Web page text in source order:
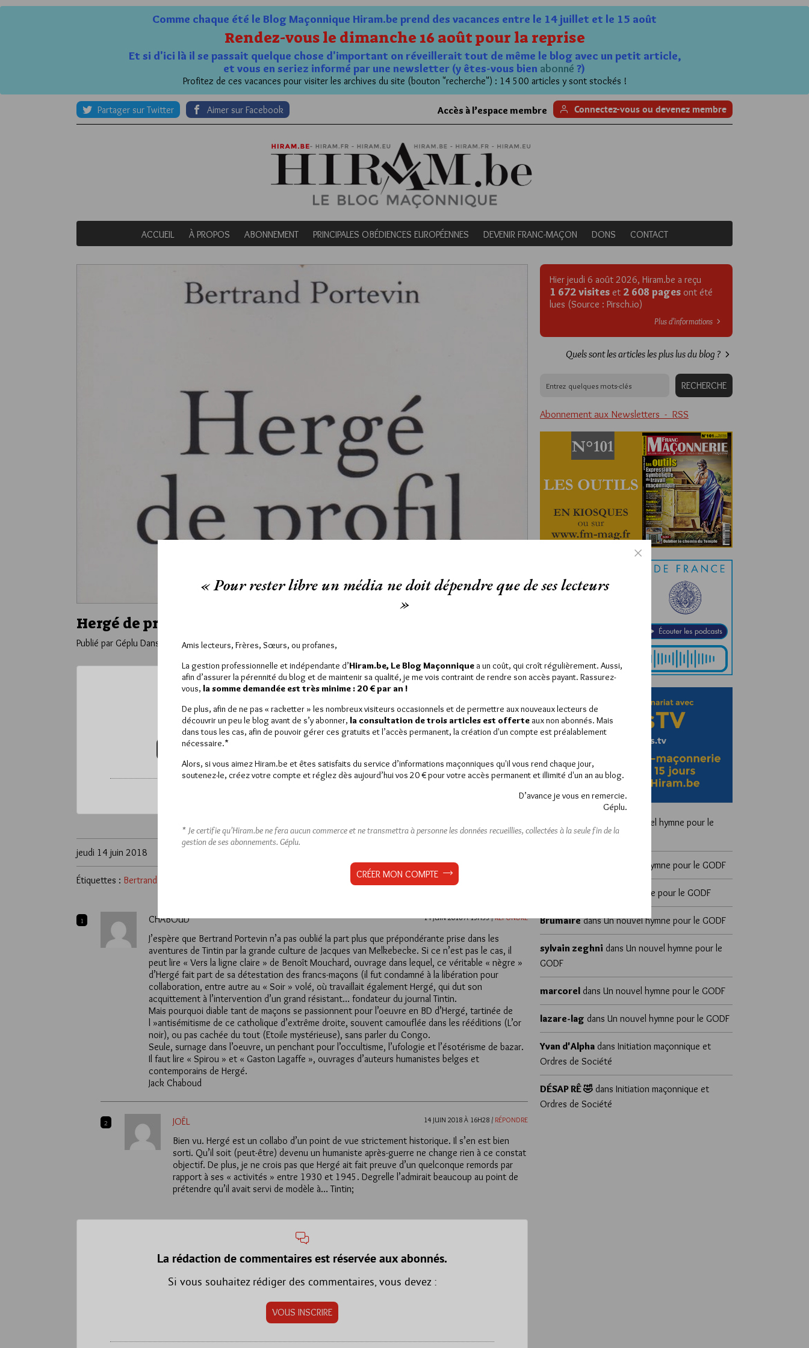
Comme chaque été le Blog Maçonnique Hiram.be prend des vacances entre le 14 juillet et le 15 août
Rendez-vous le dimanche 16 août pour la reprise
Et si d'ici là il se passait quelque chose d'important on réveillerait tout de même le blog avec un petit article,
et vous en seriez informé par une newsletter (y êtes-vous bien abonné ?)
Profitez de ces vacances pour visiter les archives du site (bouton "recherche") : 14 500 articles y sont stockés !
Partager sur Twitter Aimer sur Facebook Accès à l’espace membre Connectez-vous ou devenez membre
ACCUEIL À PROPOS ABONNEMENT PRINCIPALES OBÉDIENCES EUROPÉENNES DEVENIR FRANC-MAÇON DONS CONTACT
Hergé de profil…
Publié par Géplu Dans Edition
Ce contenu est réservé aux abonnés.
Pour accéder à cet article, vous pouvez choisir de :
VOUS ABONNER (20€ / AN)
jeudi 14 juin 2018
Étiquettes : Bertrand Portevin
1 CHABOUD 14 JUIN 2018 À 15H53 / RÉPONDRE
J’espère que Bertrand Portevin n’a pas oublié la part plus que prépondérante prise dans les
aventures de Tintin par la grande culture de Jacques van Melkebecke. Si ce n’est pas le cas, il
peut lire « Vers la ligne claire » de Benoît Mouchard, ouvrage dans lequel, ce véritable « nègre »
d’Hergé fait part de sa détestation des francs-maçons (il fut condamné à la libération pour
collaboration, entre autre au « Soir » volé, où travaillait également Hergé, qui dut son
acquittement à l’intervention d’un grand résistant… fondateur du journal Tintin.
Mais pourquoi diable tant de maçons se passionnent pour l’oeuvre en BD d’Hergé, tartinée de
l »antisémitisme de ce catholique d’extrême droite, souvent camouflée dans les rééditions (L’or
noir), ou pas cachée du tout (Etoile mystérieuse), sans parler du Congo.
Seule, surnage dans l’oeuvre, un penchant pour l’occultisme, l’ufologie et l’ésotérisme de bazar.
Il faut lire « Spirou » et « Gaston Lagaffe », ouvrages d’auteurs humanistes belges et
contemporains de Hergé.
Jack Chaboud
2 JOËL 14 JUIN 2018 À 16H28 / RÉPONDRE
Bien vu. Hergé est un collabo d’un point de vue strictement historique. Il s’en est bien
sorti. Qu’il soit (peut-être) devenu un humaniste après-guerre ne change rien à ce constat
objectif. De plus, je ne crois pas que Hergé ait fait preuve d’un quelconque remords par
rapport à ses « activités » entre 1930 et 1945. Degrelle l’admirait beaucoup au point de
prétendre qu’il avait servi de modèle à… Tintin;
La rédaction de commentaires est réservée aux abonnés.
Si vous souhaitez rédiger des commentaires, vous devez :
VOUS INSCRIRE
Hier jeudi 6 août 2026, Hiram.be a reçu
1 672 visites et 2 608 pages ont été
lues (Source : Pirsch.io)
Plus d’informations
Quels sont les articles les plus lus du blog ?
Abonnement aux Newsletters - RSS
Un nouvel hymne pour le
GODF
Un nouvel hymne pour le GODF
Un nouvel hymne pour le GODF
BrumairedansUn nouvel hymne pour le GODF
sylvain zeghni dans Un nouvel hymne pour le
GODF
marcorel dans Un nouvel hymne pour le GODF
lazare-lag dans Un nouvel hymne pour le GODF
Yvan d'Alpha dans Initiation maçonnique et
Ordres de Société
DÉSAP RÊ 🤣 dans Initiation maçonnique et
Ordres de Société
« Pour rester libre un média ne doit dépendre que de ses lecteurs
»
Amis lecteurs, Frères, Sœurs, ou profanes,
La gestion professionnelle et indépendante d’Hiram.be, Le Blog Maçonnique a un coût, qui croît régulièrement. Aussi,
afin d’assurer la pérennité du blog et de maintenir sa qualité, je me vois contraint de rendre son accès payant. Rassurez-
vous, la somme demandée est très minime : 20 € par an !
De plus, afin de ne pas « racketter » les nombreux visiteurs occasionnels et de permettre aux nouveaux lecteurs de
découvrir un peu le blog avant de s’y abonner, la consultation de trois articles est offerte aux non abonnés. Mais
dans tous les cas, afin de pouvoir gérer ces gratuits et l’accès permanent, la création d'un compte est préalablement
nécessaire.*
Alors, si vous aimez Hiram.be et êtes satisfaits du service d’informations maçonniques qu'il vous rend chaque jour,
soutenez-le, créez votre compte et réglez dès aujourd’hui vos 20 € pour votre accès permanent et illimité d'un an au blog.
D’avance je vous en remercie.
Géplu.
* Je certifie qu’Hiram.be ne fera aucun commerce et ne transmettra à personne les données recueillies, collectées à la seule fin de la
gestion de ses abonnements. Géplu.
CRÉER MON COMPTE